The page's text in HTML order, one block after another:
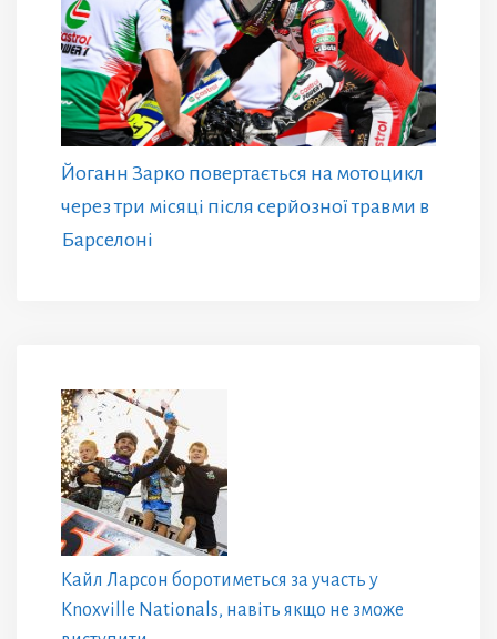
Йоганн Зарко повертається на мотоцикл
через три місяці після серйозної травми в
Барселоні
Кайл Ларсон боротиметься за участь у
Knoxville Nationals, навіть якщо не зможе